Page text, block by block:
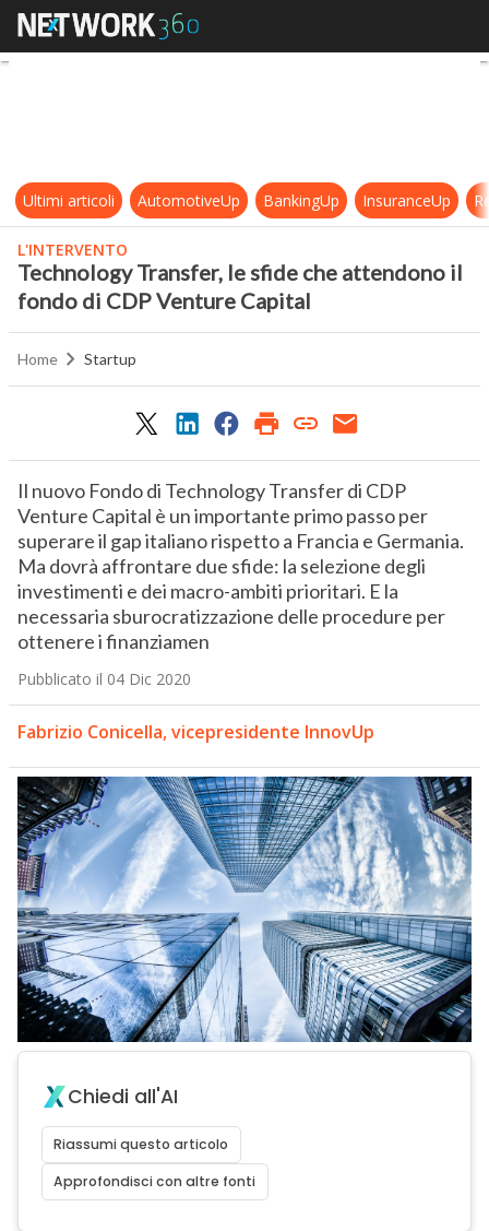
Technology Transfer, le sfide
Ultimi articoli AutomotiveUp BankingUp InsuranceUp
L'INTERVENTO
Technology Transfer, le sfide che attendono il
fondo di CDP Venture Capital
Home Startup
Il nuovo Fondo di Technology Transfer di CDP
Venture Capital è un importante primo passo per
superare il gap italiano rispetto a Francia e Germania.
Ma dovrà affrontare due sfide: la selezione degli
investimenti e dei macro-ambiti prioritari. E la
necessaria sburocratizzazione delle procedure per
ottenere i finanziamen
Pubblicato il 04 Dic 2020
Fabrizio Conicella, vicepresidente InnovUp
Chiedi all'AI
Riassumi questo articolo
Approfondisci con altre fonti